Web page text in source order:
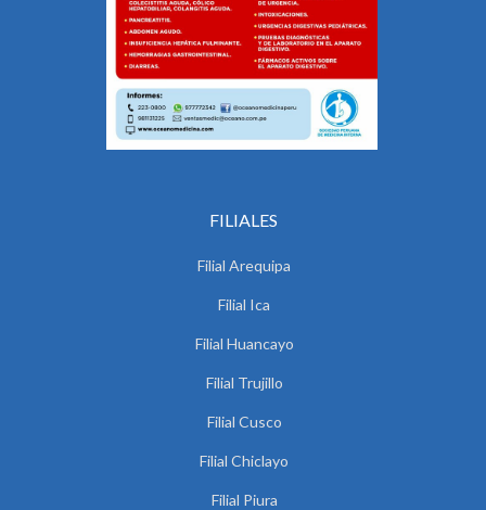
FILIALES
Filial Arequipa
Filial Ica
Filial Huancayo
Filial Trujillo
Filial Cusco
Filial Chiclayo
Filial Piura